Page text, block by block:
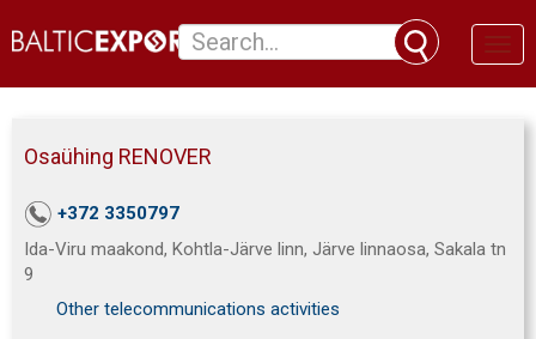
Osaühing RENOVER
+372 3350797
Ida-Viru maakond, Kohtla-Järve linn, Järve linnaosa, Sakala tn
9
Other telecommunications activities